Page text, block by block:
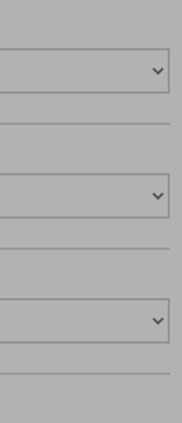
y acepto que los
Mis
a